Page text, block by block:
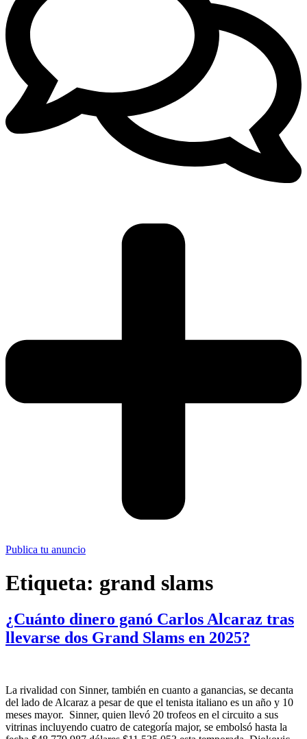
Publica tu anuncio
Etiqueta: grand slams
¿Cuánto dinero ganó Carlos Alcaraz tras
llevarse dos Grand Slams en 2025?
La rivalidad con Sinner, también en cuanto a ganancias, se decanta
del lado de Alcaraz a pesar de que el tenista italiano es un año y 10
meses mayor. Sinner, quien llevó 20 trofeos en el circuito a sus
vitrinas incluyendo cuatro de categoría major, se embolsó hasta la